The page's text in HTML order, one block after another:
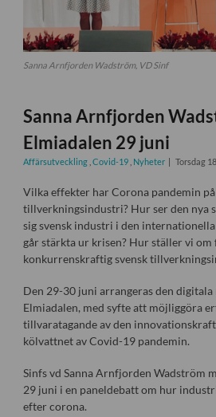
Sanna Arnfjorden Wadström, VD Sinf
Sanna Arnfjorden
Elmiadalen 29 juni
Affärsutveckling Covid-19 Nyheter Torsdag
Vilka effekter har Corona pandemin på
tillverkningsindustri? Hur ser den nya
sig svensk industri i den
går stärkta ur krisen? Hur ställer vi om
konkurrenskraftig svensk
Den 29-30 juni arrangeras den digitala
Elmiadalen, med syfte att möjliggöra
tillvaratagande av den
kölvattnet av Covid-19 pandemin.
Sinfs vd Sanna Arnfjorden Wadström
29 juni i en paneldebatt om hur
efter corona.